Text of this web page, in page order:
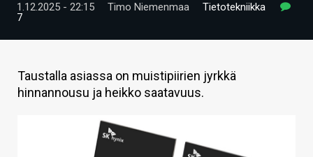
TIETOA
HINTA.FI
KAUPPA
VAIHDA TEEMA
1.12.2025 - 22:15 Timo Niemenmaa
Tietotekniikka
7
Taustalla asiassa on muistipiirien jyrkkä
hinnannousu ja heikko saatavuus.